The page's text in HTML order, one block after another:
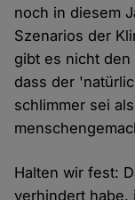
noch in diesem
Szenarios der
gibt es nicht
dass der
schlimmer sei
Halten wir fest:
verhindert habe,